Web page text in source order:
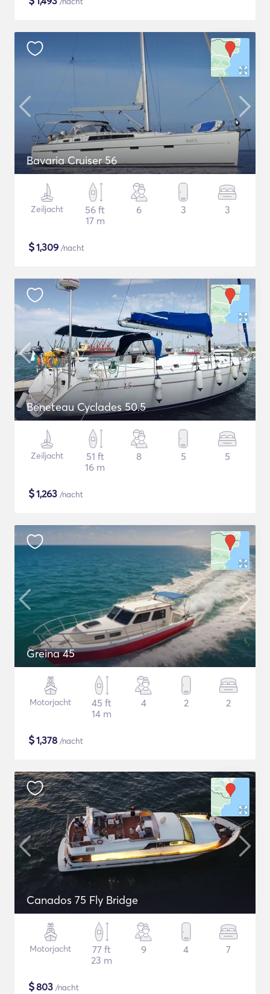
Bavaria Cruiser 56
Zeiljacht
56 ft
17 m
6 3 3
$1,309 /nacht
Beneteau Cyclades 50.5
Zeiljacht
51 ft
16 m
8 5 5
$1,263 /nacht
Greina 45
Motorjacht
45 ft
14 m
4 2 2
$1,378 /nacht
Canados 75 Fly Bridge
Motorjacht
77 ft
23 m
9 4 7
$803 /nacht